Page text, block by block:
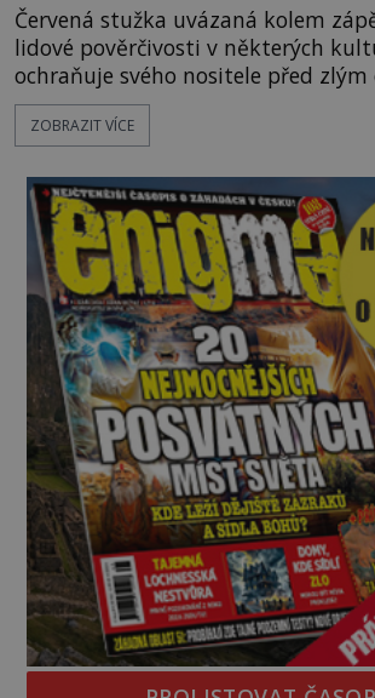
Červená stužka uvázaná kolem
lidové pověrčivosti v některých
ochraňuje svého nositele před
která může přivodit neštěstí či
nenápadným symbolem magické
nebo Leonarda DiCapria. Na Blízkém východě a v
židovských komunitách po celém
ZOBRAZIT VÍCE